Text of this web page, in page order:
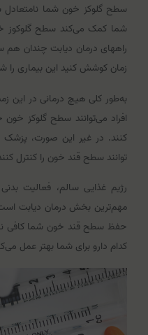
سطح گلوکز خون شما
شما کمک می‌کند سطح گلوکوز
راههای درمان دیابت چندان
زمان کوشش کنید این بیماری را
به‌طور کلی هیچ درمانی در این
افراد می‌توانند سطح گلوکز
کنند. در غیر این صورت، پزشک
توانند سطح قند خون را کنترل
رژیم غذایی سالم، فعالیت
مهم‌ترین بخش درمان دیابت است.
حفظ سطح قند خون شما کافی
کدام دارو برای شما بهتر عمل